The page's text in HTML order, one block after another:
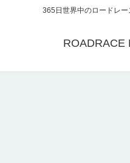
365日世界中のロードレー
ROADRACE